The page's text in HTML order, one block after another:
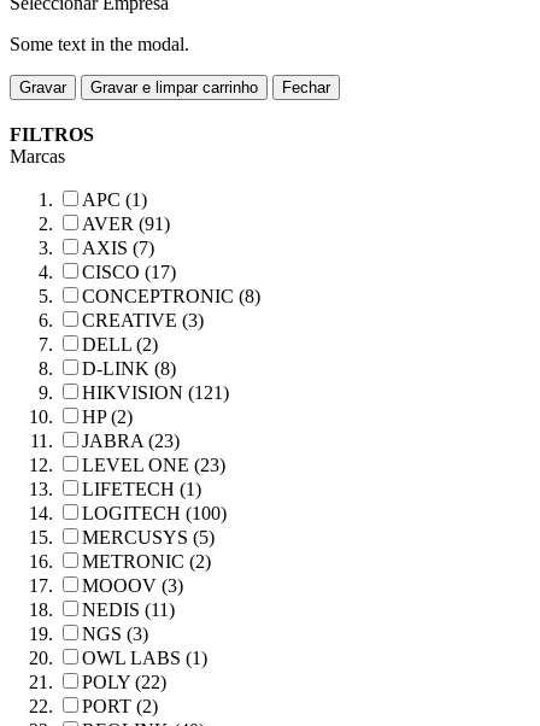
Some text in the modal.
Gravar Gravar e limpar carrinho Fechar
FILTROS
Marcas
APC (1)
AVER (91)
AXIS (7)
CISCO (17)
CONCEPTRONIC (8)
CREATIVE (3)
DELL (2)
D-LINK (8)
HIKVISION (121)
HP (2)
JABRA (23)
LEVEL ONE (23)
LIFETECH (1)
LOGITECH (100)
MERCUSYS (5)
METRONIC (2)
MOOOV (3)
NEDIS (11)
NGS (3)
OWL LABS (1)
POLY (22)
PORT (2)